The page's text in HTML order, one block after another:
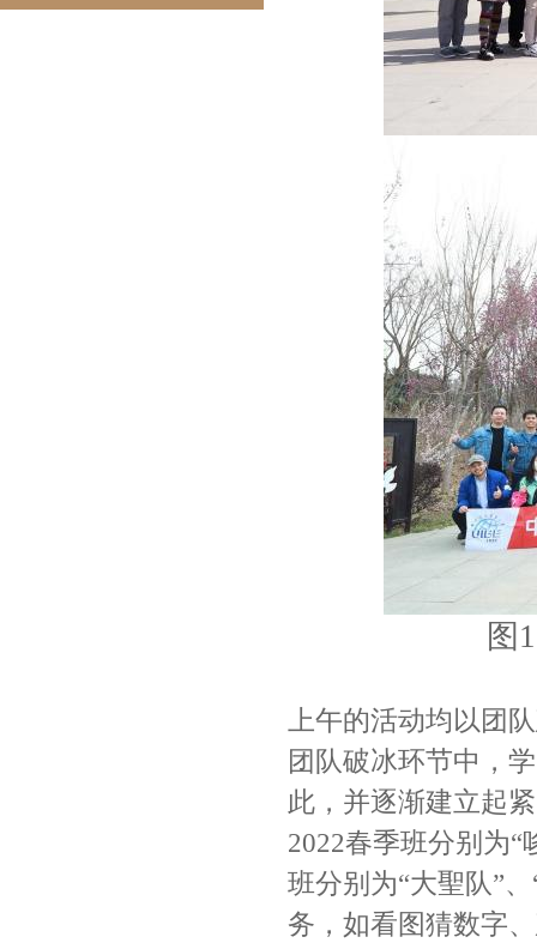
图
上午的活动均以团
团队破冰环节中，
此，并逐渐建立起
2022春季班分别为“
班分别为“大聖队”
务，如看图猜数字